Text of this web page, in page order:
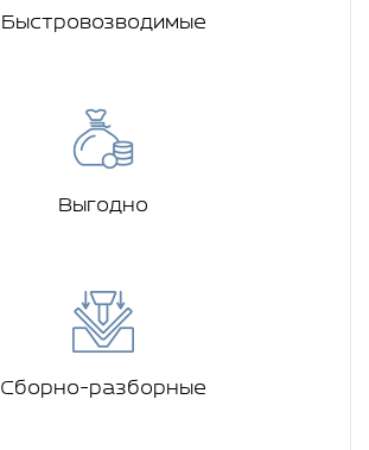
Быстровозводимые
Выгодно
Сборно-разборные